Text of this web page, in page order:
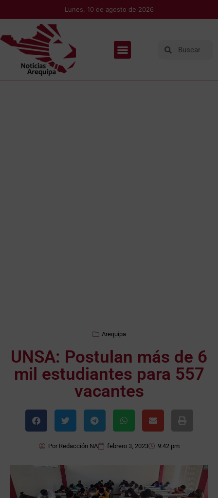
Lunes, 10 de agosto de 2026
Arequipa
UNSA: Postulan más de 6
mil estudiantes para 557
vacantes
PorRedacción NA febrero 3, 2023 9:42 pm